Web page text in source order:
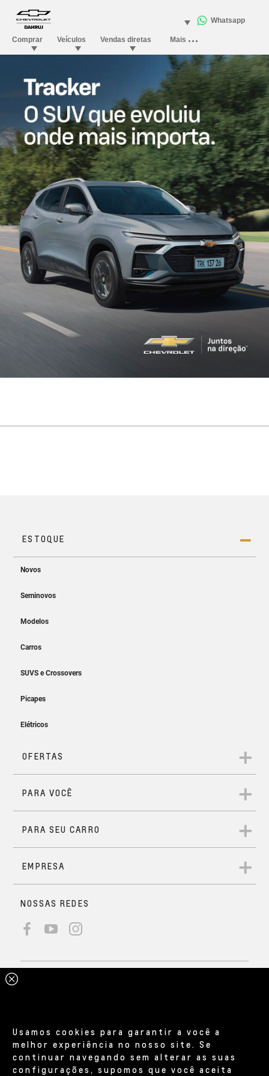
Usamos cookies para garantir a você a
melhor experiência no nosso site. Se
continuar navegando sem alterar as suas
configurações, supomos que você aceita